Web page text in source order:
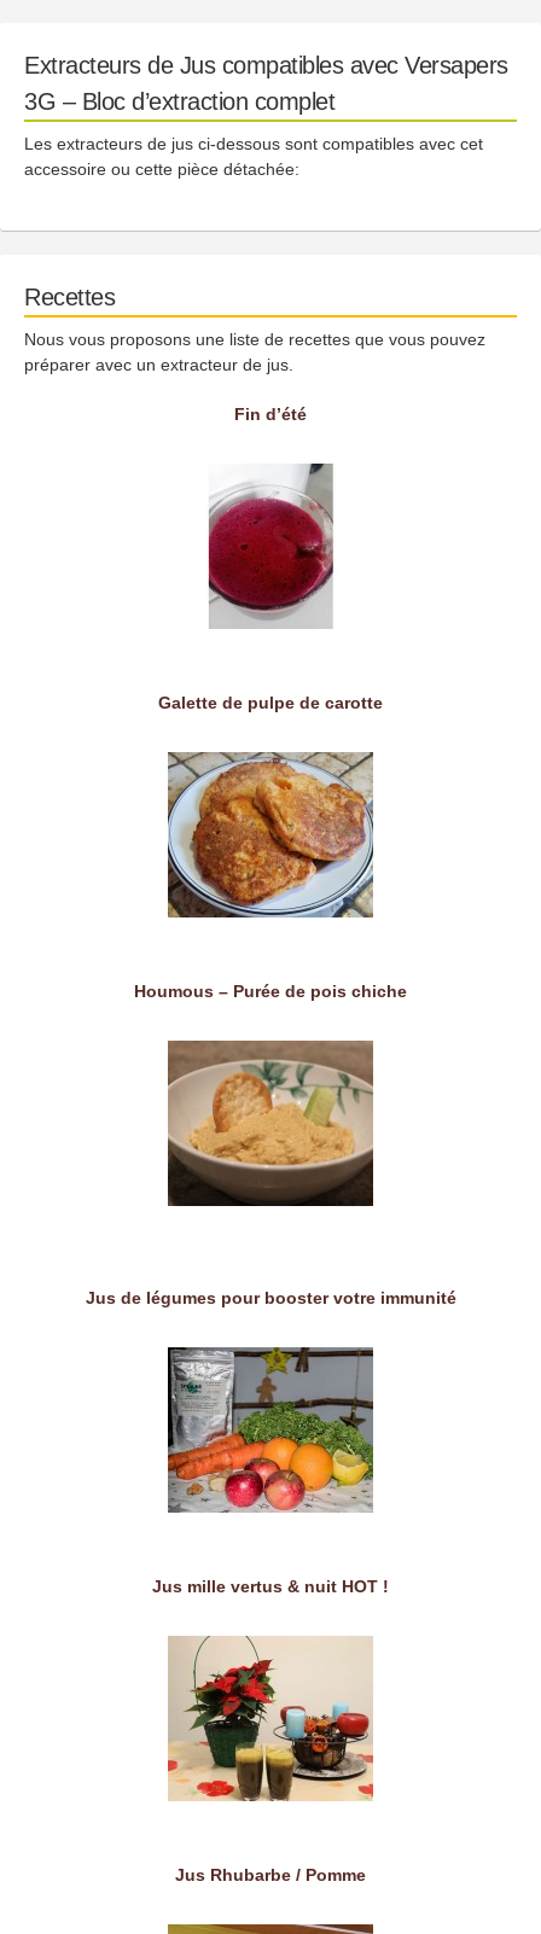
Extracteurs de Jus compatibles avec Versapers
3G – Bloc d’extraction complet
Les extracteurs de jus ci-dessous sont compatibles avec cet
accessoire ou cette pièce détachée:
Recettes
Nous vous proposons une liste de recettes que vous pouvez
préparer avec un extracteur de jus.
Fin d’été
Galette de pulpe de carotte
Houmous – Purée de pois chiche
Jus de légumes pour booster votre immunité
Jus mille vertus & nuit HOT !
Jus Rhubarbe / Pomme